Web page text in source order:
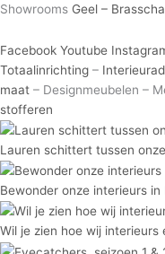
Showrooms Geel –
Facebook Youtube
Totaalinrichting –
maat – Designmeubelen –
stofferen
Lauren schittert tussen
Bewonder onze interieurs
Wil je zien hoe wij